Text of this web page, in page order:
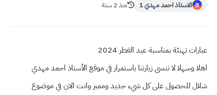
الاستاذ احمد مهدي 1 منذ 2 سنة
عبارات تهنئة بمناسبة عيد الفطر 2024
اهلا وسهلالا تنسى زيارتنا باستمرار في موقع الأستاذ احمد مهدي
شلال للحصول على كل شيء جديد ومميز وانت الان في موضوع